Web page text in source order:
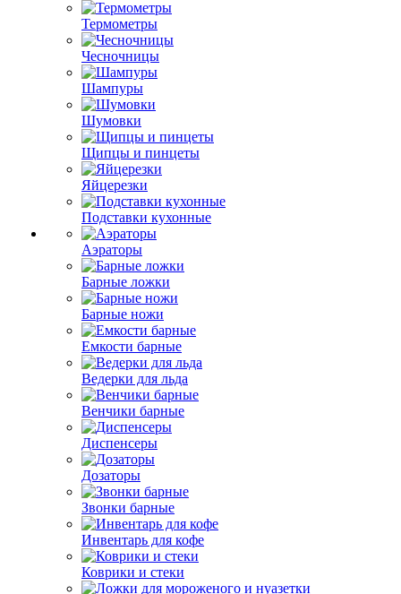
Термометры
Чесночницы
Шампуры
Шумовки
Щипцы и пинцеты
Яйцерезки
Подставки кухонные
Аэраторы
Барные ложки
Барные ножи
Емкости барные
Ведерки для льда
Венчики барные
Диспенсеры
Дозаторы
Звонки барные
Инвентарь для кофе
Коврики и стеки